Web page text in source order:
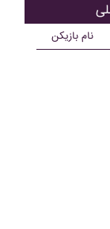
نام بازیکن